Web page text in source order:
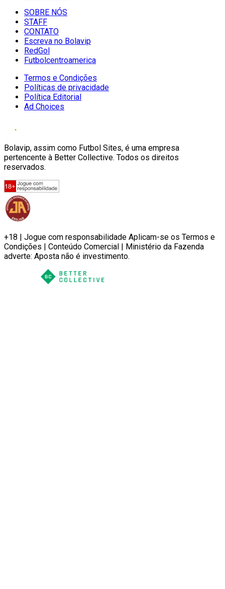
SOBRE NÓS
STAFF
CONTATO
Escreva no Bolavip
RedGol
Futbolcentroamerica
Termos e Condições
Políticas de privacidade
Política Editorial
Ad Choices
Bolavip, assim como Futbol Sites, é uma empresa
pertencente à Better Collective. Todos os direitos
reservados.
+18 | Jogue com responsabilidade Aplicam-se os Termos e
Condições | Conteúdo Comercial | Ministério da Fazenda
adverte: Aposta não é investimento.